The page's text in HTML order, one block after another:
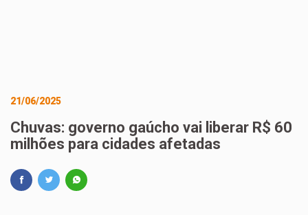
21/06/2025
Chuvas: governo gaúcho vai liberar R$ 60
milhões para cidades afetadas